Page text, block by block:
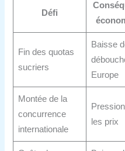
Défi
Fin des quotas
sucriers
Baisse
Europe
Montée de la
concurrence
internationale
les prix